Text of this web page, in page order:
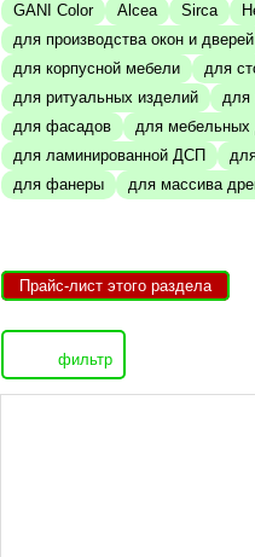
GANI Color Alcea Sirca
для производства окон и дверей
для корпусной мебели
для
для ритуальных изделий
для
для фасадов
для мебельных
для ламинированной ДСП
для фанеры
для массива
Прайс-лист этого раздела
фильтр